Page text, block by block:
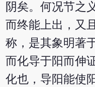
阴矣。何况节之
而终能上出，又
称，是其象明著
而化导于阳而伸
化也，导阳能使